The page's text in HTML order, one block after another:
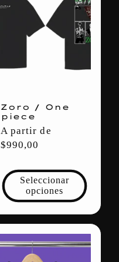
Zoro / One
piece
Precio
habitual
A partir de
$990,00
Seleccionar
opciones